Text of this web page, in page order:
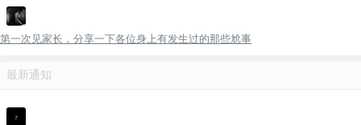
第一次见家长，分享一下各位身上有发生过的那些尬事
最新通知